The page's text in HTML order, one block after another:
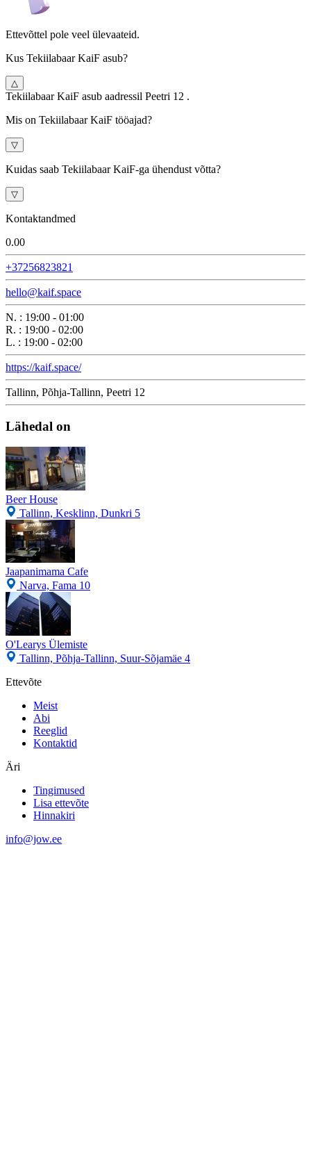
Ettevõttel pole veel ülevaateid.
Kus Tekiilabaar KaiF asub?
△
Tekiilabaar KaiF asub aadressil Peetri 12 .
Mis on Tekiilabaar KaiF tööajad?
▽
Kuidas saab Tekiilabaar KaiF-ga ühendust võtta?
▽
Kontaktandmed
0.00
+37256823821
hello@kaif.space
N. : 19:00 - 01:00
R. : 19:00 - 02:00
L. : 19:00 - 02:00
https://kaif.space/
Tallinn, Põhja-Tallinn, Peetri 12
Lähedal on
Beer House
Tallinn, Kesklinn, Dunkri 5
Jaapanimama Cafe
Narva, Fama 10
O'Learys Ülemiste
Tallinn, Põhja-Tallinn, Suur-Sõjamäe 4
Ettevõte
Meist
Abi
Reeglid
Kontaktid
Äri
Tingimused
Lisa ettevõte
Hinnakiri
info@jow.ee